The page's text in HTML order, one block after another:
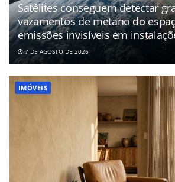
Satélites conseguem detectar
vazamentos de metano do
emissões invisíveis em
7 DE AGOSTO DE 2026
IMÓVEIS